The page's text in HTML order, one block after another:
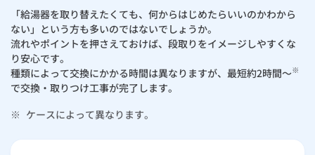
一般料金
「大阪ガスの都市ガス」への切り替えについて
「大阪ガスの電気」が選ばれる理由
電気料金メニュー
お手続きから使用開始までの流れ
まとめプラン紹介
ガスと電気の使用開始 の申込
ガスと電気の使用中止 の申込
工事・開通までの流れ
通信速度測定
まとめプラン紹介
機器
キッチン
ガスコンロ
バス・洗面
修理
故障診断
定額サービス
くらしのサービストップ
リフォーム・リノベーション
リフォーム・リノベーション
安心・安全
お手続き・サポート
お手続き一覧
お問い合わせ
ショールーム Daigasコラム
総合TOP 業務用・産業用のお客さま
マイクロ温浴
遠隔操作・遠隔見守り ツナガルde（ツナガルデ）給湯器
ツナガルde給湯器ムービー集
「給湯器を取り替えたくても、何からはじめたらいいのかわから
ない」という方も多いのではないでしょうか。
流れやポイントを押さえておけば、段取りをイメージしやすくな
り安心です。
種類によって交換にかかる時間は異なりますが、最短約2時間～※
で交換・取りつけ工事が完了します。
※ ケースによって異なります。